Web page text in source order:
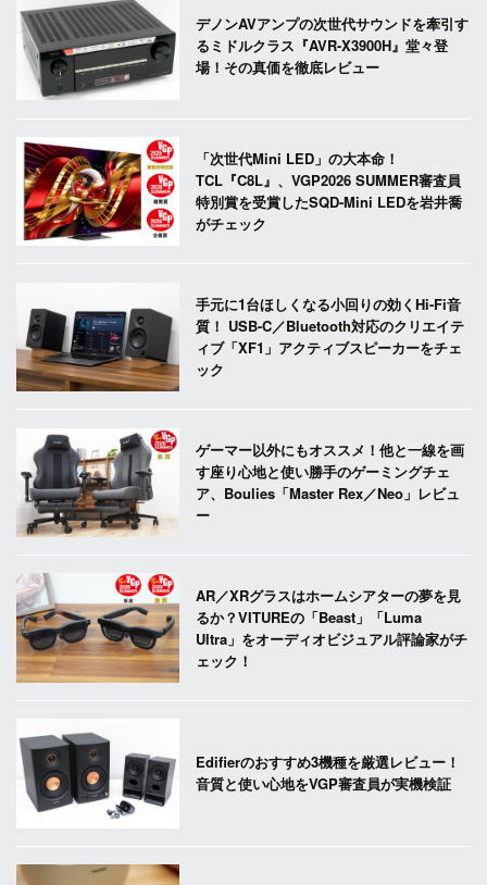
デノンAVアンプの次世代サウンドを牽引す
るミドルクラス『AVR-X3900H』堂々登
場！その真価を徹底レビュー
「次世代Mini LED」の大本命！
TCL『C8L』、VGP2026 SUMMER審査員
特別賞を受賞したSQD-Mini LEDを岩井喬
がチェック
手元に1台ほしくなる小回りの効くHi-Fi音
質！ USB-C／Bluetooth対応のクリエイテ
ィブ「XF1」アクティブスピーカーをチェ
ック
ゲーマー以外にもオススメ！他と一線を画
す座り心地と使い勝手のゲーミングチェ
ア、Boulies「Master Rex／Neo」レビュ
ー
AR／XRグラスはホームシアターの夢を見
るか？VITUREの「Beast」「Luma
Ultra」をオーディオビジュアル評論家がチ
ェック！
Edifierのおすすめ3機種を厳選レビュー！
音質と使い心地をVGP審査員が実機検証